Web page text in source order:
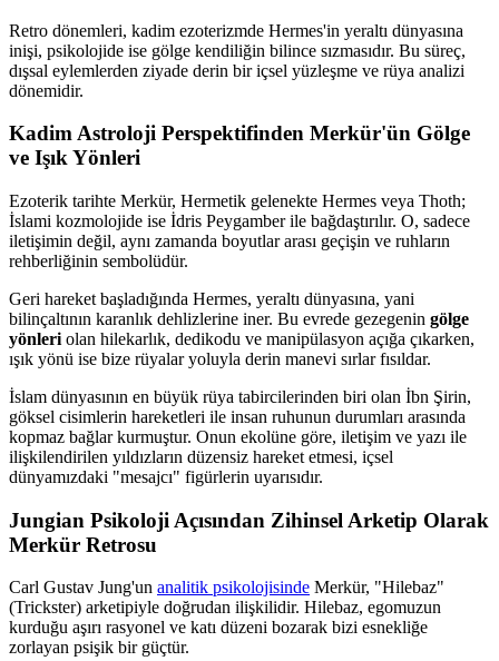
Retro dönemleri, kadim ezoterizmde Hermes'in yeraltı dünyasına
inişi, psikolojide ise gölge kendiliğin bilince sızmasıdır. Bu süreç,
dışsal eylemlerden ziyade derin bir içsel yüzleşme ve rüya analizi
dönemidir.
Kadim Astroloji Perspektifinden Merkür'ün Gölge
ve Işık Yönleri
Ezoterik tarihte Merkür, Hermetik gelenekte Hermes veya Thoth;
İslami kozmolojide ise İdris Peygamber ile bağdaştırılır. O, sadece
iletişimin değil, aynı zamanda boyutlar arası geçişin ve ruhların
rehberliğinin sembolüdür.
Geri hareket başladığında Hermes, yeraltı dünyasına, yani
bilinçaltının karanlık dehlizlerine iner. Bu evrede gezegenin gölge
yönleri olan hilekarlık, dedikodu ve manipülasyon açığa çıkarken,
ışık yönü ise bize rüyalar yoluyla derin manevi sırlar fısıldar.
İslam dünyasının en büyük rüya tabircilerinden biri olan İbn Şirin,
göksel cisimlerin hareketleri ile insan ruhunun durumları arasında
kopmaz bağlar kurmuştur. Onun ekolüne göre, iletişim ve yazı ile
ilişkilendirilen yıldızların düzensiz hareket etmesi, içsel
dünyamızdaki "mesajcı" figürlerin uyarısıdır.
Jungian Psikoloji Açısından Zihinsel Arketip Olarak
Merkür Retrosu
Carl Gustav Jung'un analitik psikolojisinde Merkür, "Hilebaz"
(Trickster) arketipiyle doğrudan ilişkilidir. Hilebaz, egomuzun
kurduğu aşırı rasyonel ve katı düzeni bozarak bizi esnekliğe
zorlayan psişik bir güçtür.